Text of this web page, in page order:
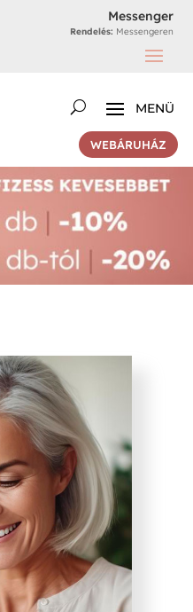
Messenger
Rendelés: Messengeren
WEBÁRUHÁZ